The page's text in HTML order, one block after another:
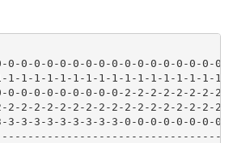
0-0-0-0-0-0-0-0-0-0-0-0-0-0-0-0-
1-1-1-1-1-1-1-1-1-1-1-1-1-1-1-1-
0-0-0-0-0-0-0-0-0-2-2-2-2-2-2-2-
2-2-2-2-2-2-2-2-2-2-2-2-2-2-2-2-
3-3-3-3-3-3-3-3-3-0-0-0-0-0-0-0-